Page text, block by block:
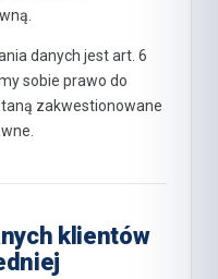
danych jest art. 6
sobie prawo do
zakwestionowane
klientów